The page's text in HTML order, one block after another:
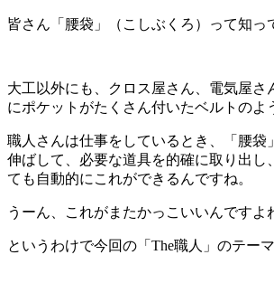
皆さん「腰袋」（こしぶくろ）って知っ
大工以外にも、クロス屋さん、電気屋
にポケットがたくさん付いたベルトの
職人さんは仕事をしているとき、「腰
伸ばして、必要な道具を的確に取り出
ても自動的にこれができるんですね。
うーん、これがまたかっこいいんです
というわけで今回の「The職人」のテー